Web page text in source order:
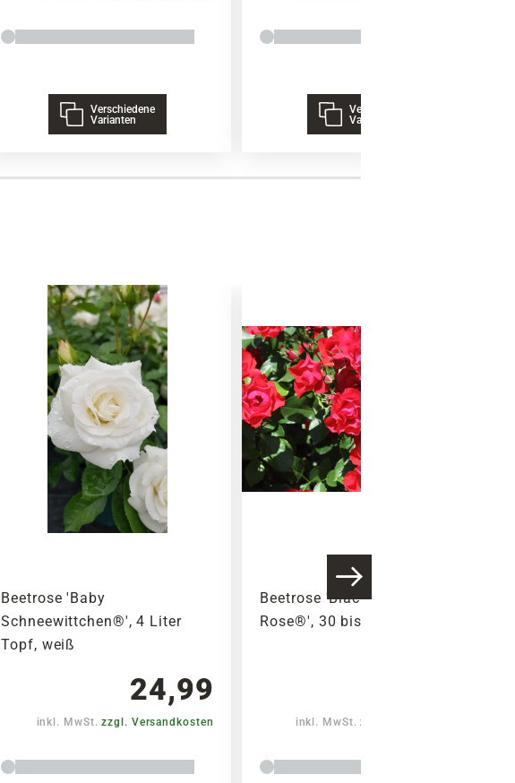
Verschiedene
Varianten
Verschiedene
Varianten
Beetrose 'Baby
Schneewittchen®', 4 Liter
Topf, weiß
24,99
inkl. MwSt.zzgl. Versandkosten
Beetrose 'Black Forest
Rose®', 30 bis 60 cm, rot
inkl. MwSt.zzgl. Versandkosten